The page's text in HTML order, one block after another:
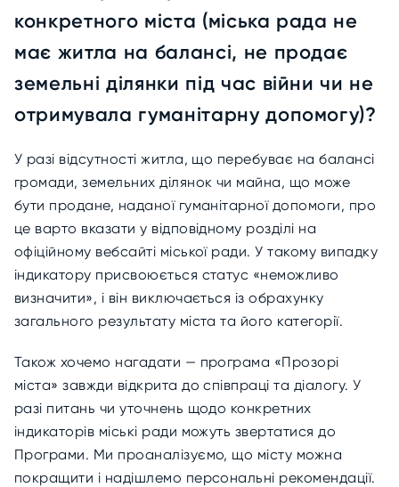
конкретного міста (міська рада не
має житла на балансі, не продає
земельні ділянки під час війни чи не
отримувала гуманітарну допомогу)?
У разі відсутності житла, що перебуває на балансі
громади, земельних ділянок чи майна, що може
бути продане, наданої гуманітарної допомоги, про
це варто вказати у відповідному розділі на
офіційному вебсайті міської ради. У такому випадку
індикатору присвоюється статус «неможливо
визначити», і він виключається із обрахунку
загального результату міста та його категорії.
Також хочемо нагадати — програма «Прозорі
міста» завжди відкрита до співпраці та діалогу. У
разі питань чи уточнень щодо конкретних
індикаторів міські ради можуть звертатися до
Програми. Ми проаналізуємо, що місту можна
покращити і надішлемо персональні рекомендації.